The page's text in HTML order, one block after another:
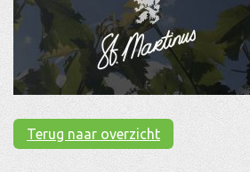
Terug naar overzicht